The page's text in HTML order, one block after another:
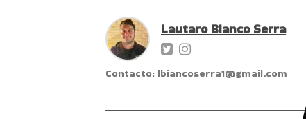
Lautaro Bianco Serra
Contacto: lbiancoserra1@gmail.com